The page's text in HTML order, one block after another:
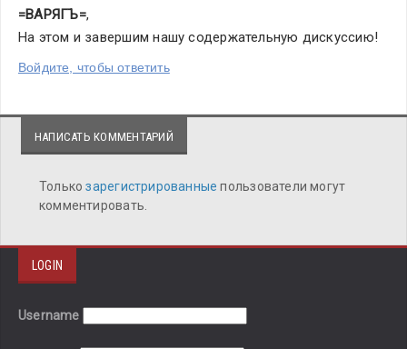
=ВАРЯГЪ=,
На этом и завершим нашу содержательную дискуссию!
Войдите, чтобы ответить
НАПИСАТЬ КОММЕНТАРИЙ
Толькозарегистрированныепользователи могут
комментировать.
LOGIN
Username